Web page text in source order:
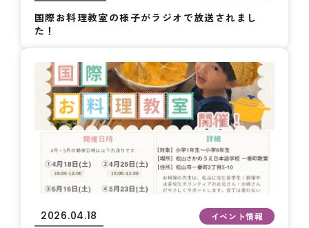
国際お料理教室の様子がラジオで放送されまし
た！
2026.04.18 イベント情報